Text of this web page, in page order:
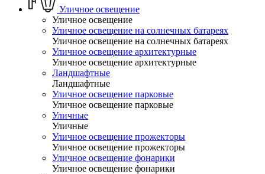
Уличное освещение
Уличное освещение
Уличное освещение на солнечных батареях
Уличное освещение на солнечных батареях
Уличное освещение архитектурные
Уличное освещение архитектурные
Ландшафтные
Ландшафтные
Уличное освещение парковые
Уличное освещение парковые
Уличные
Уличные
Уличное освещение прожекторы
Уличное освещение прожекторы
Уличное освещение фонарики
Уличное освещение фонарики